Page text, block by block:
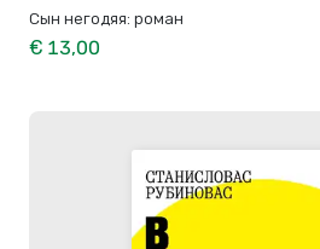
Сын негодяя: роман
€ 13,00